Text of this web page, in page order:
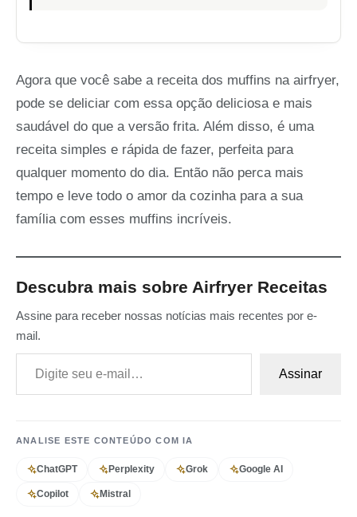
Agora que você sabe a receita dos muffins na airfryer,
pode se deliciar com essa opção deliciosa e mais
saudável do que a versão frita. Além disso, é uma
receita simples e rápida de fazer, perfeita para
qualquer momento do dia. Então não perca mais
tempo e leve todo o amor da cozinha para a sua
família com esses muffins incríveis.
Descubra mais sobre Airfryer Receitas
Assine para receber nossas notícias mais recentes por e-
mail.
Digite seu e-mail…
Assinar
ANALISE ESTE CONTEÚDO COM IA
ChatGPT Perplexity Grok Google AI
Copilot Mistral